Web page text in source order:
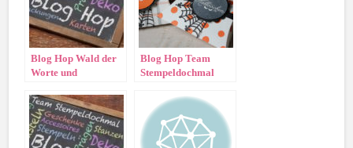
Blog Hop Wald der
Worte und
Blog Hop Team
Stempeldochmal